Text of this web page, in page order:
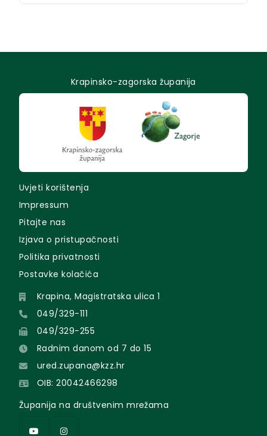
Krapinsko-zagorska županija
Uvjeti korištenja
Impressum
Pitajte nas
Izjava o pristupačnosti
Politika privatnosti
Postavke kolačića
Krapina, Magistratska ulica 1
049/329-111
049/329-255
Radnim danom od 7 do 15
ured.zupana@kzz.hr
OIB: 20042466298
Županija na društvenim mrežama